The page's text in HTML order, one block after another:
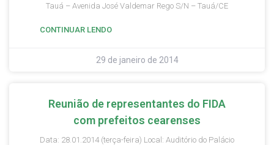
Tauá – Avenida José Valdemar Rego S/N – Tauá/CE
CONTINUAR LENDO
29 de janeiro de 2014
Reunião de representantes do FIDA
com prefeitos cearenses
Data: 28.01.2014 (terça-feira) Local: Auditório do Palácio